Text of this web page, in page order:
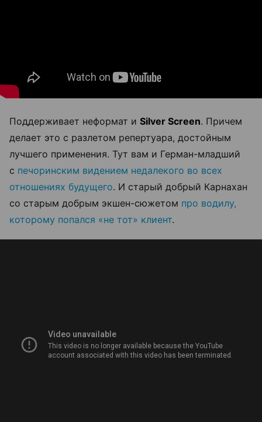
Поддерживает неформат и Silver Screen. Причем
делает это с разлетом репертуара, достойным
лучшего применения. Тут вам и Герман-младший
с печоринским видением недалекого во всех
отношениях будущего. И старый добрый Карнахан
со старым добрым экшен-сюжетом про водилу,
которому попался «не тот» клиент.